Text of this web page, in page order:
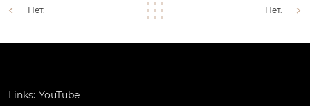
Нет. Нет.
Links: YouTube